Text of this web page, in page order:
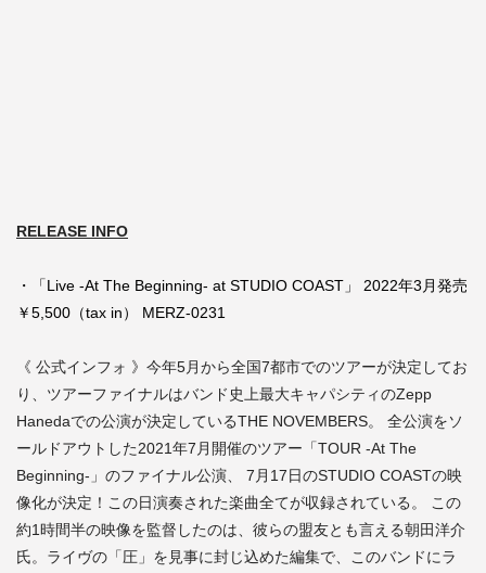
RELEASE INFO
・「Live -At The Beginning- at STUDIO COAST」 2022年3月発売
￥5,500（tax in） MERZ-0231
《 公式インフォ 》今年5月から全国7都市でのツアーが決定してお
り、ツアーファイナルはバンド史上最大キャパシティのZepp
Hanedaでの公演が決定しているTHE NOVEMBERS。 全公演をソ
ールドアウトした2021年7月開催のツアー「TOUR -At The
Beginning-」のファイナル公演、 7月17日のSTUDIO COASTの映
像化が決定！この日演奏された楽曲全てが収録されている。 この
約1時間半の映像を監督したのは、彼らの盟友とも言える朝田洋介
氏。ライヴの「圧」を見事に封じ込めた編集で、このバンドにラ